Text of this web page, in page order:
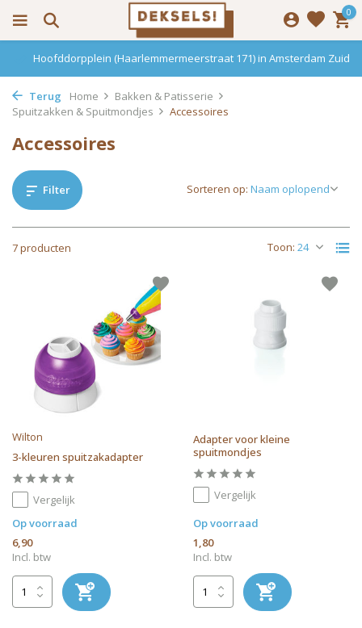
0
Hoofddorpplein (Haarlemmermeerstraat 171) in Amsterdam Zuid
Terug Home
Bakken & Patisserie
Spuitzakken & Spuitmondjes
Accessoires
Accessoires
Filter
7 producten Toon:
Sorteren op:
Wilton
3-kleuren spuitzakadapter
Vergelijk
Op voorraad
6,90
Incl. btw
Adapter voor kleine
spuitmondjes
Vergelijk
Op voorraad
1,80
Incl. btw